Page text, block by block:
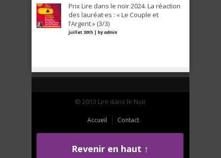
Prix Lire dans le noir 2024. La réaction
des lauréat·es : « Le Couple et
l’Argent » (3/3)
juillet 30th | byadmin
© 2013 Lire dans le Noir
Accueil Contact
Revenir en haut ↑